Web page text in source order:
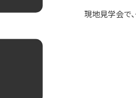
現地見学会で